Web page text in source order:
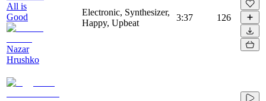
All is
Good
Nazar
Hrushko
Electronic, Synthesizer,
Happy, Upbeat
3:37 126